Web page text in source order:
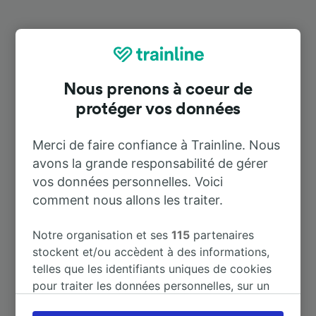
Carrascosa de Henares
À Guadalajara Estación 57 m
À Jadraque
À Madrid 2 h 18 m
À Alcalá de Henares 1 h 59 m
Nous prenons à coeur de
protéger vos données
Merci de faire confiance à Trainline. Nous
avons la grande responsabilité de gérer
vos données personnelles. Voici
comment nous allons les traiter.
Notre organisation et ses115 partenaires
stockent et/ou accèdent à des informations,
telles que les identifiants uniques de cookies
pour traiter les données personnelles, sur un